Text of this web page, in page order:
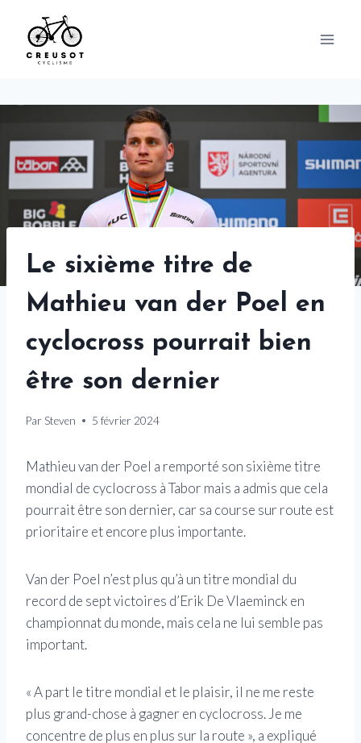
content
Le sixième titre de
Mathieu van der Poel en
cyclocross pourrait bien
être son dernier
Par Steven 5 février 2024
Mathieu van der Poel a remporté son sixième titre
mondial de cyclocross à Tabor mais a admis que cela
pourrait être son dernier, car sa course sur route est
prioritaire et encore plus importante.
Van der Poel n’est plus qu’à un titre mondial du
record de sept victoires d’Erik De Vlaeminck en
championnat du monde, mais cela ne lui semble pas
important.
« A part le titre mondial et le plaisir, il ne me reste
plus grand-chose à gagner en cyclocross. Je me
concentre de plus en plus sur la route », a expliqué